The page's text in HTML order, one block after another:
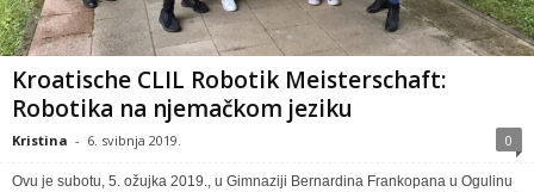
Kroatische CLIL Robotik Meisterschaft:
Robotika na njemačkom jeziku
Kristina - 6. svibnja 2019. 0
Ovu je subotu, 5. ožujka 2019., u Gimnaziji Bernardina Frankopana u Ogulinu